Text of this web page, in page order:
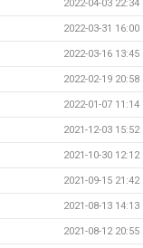
2022-04-03 22:34
2022-03-31 16:00
2022-03-16 13:45
2022-02-19 20:58
2022-01-07 11:14
2021-12-03 15:52
2021-10-30 12:12
2021-09-15 21:42
2021-08-13 14:13
2021-08-12 20:55